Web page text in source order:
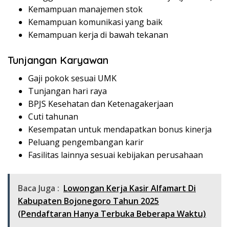
Kemampuan manajemen stok
Kemampuan komunikasi yang baik
Kemampuan kerja di bawah tekanan
Tunjangan Karyawan
Gaji pokok sesuai UMK
Tunjangan hari raya
BPJS Kesehatan dan Ketenagakerjaan
Cuti tahunan
Kesempatan untuk mendapatkan bonus kinerja
Peluang pengembangan karir
Fasilitas lainnya sesuai kebijakan perusahaan
Baca Juga : Lowongan Kerja Kasir Alfamart Di
Kabupaten Bojonegoro Tahun 2025
(Pendaftaran Hanya Terbuka Beberapa Waktu)